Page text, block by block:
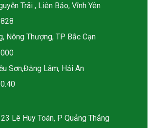
Trãi , Liên Bảo, Vĩnh Yên
Nông Thượng, TP Bắc Cạn
Sơn,Đằng Lâm, Hải An
Lê Huy Toán, P Quảng Thắng